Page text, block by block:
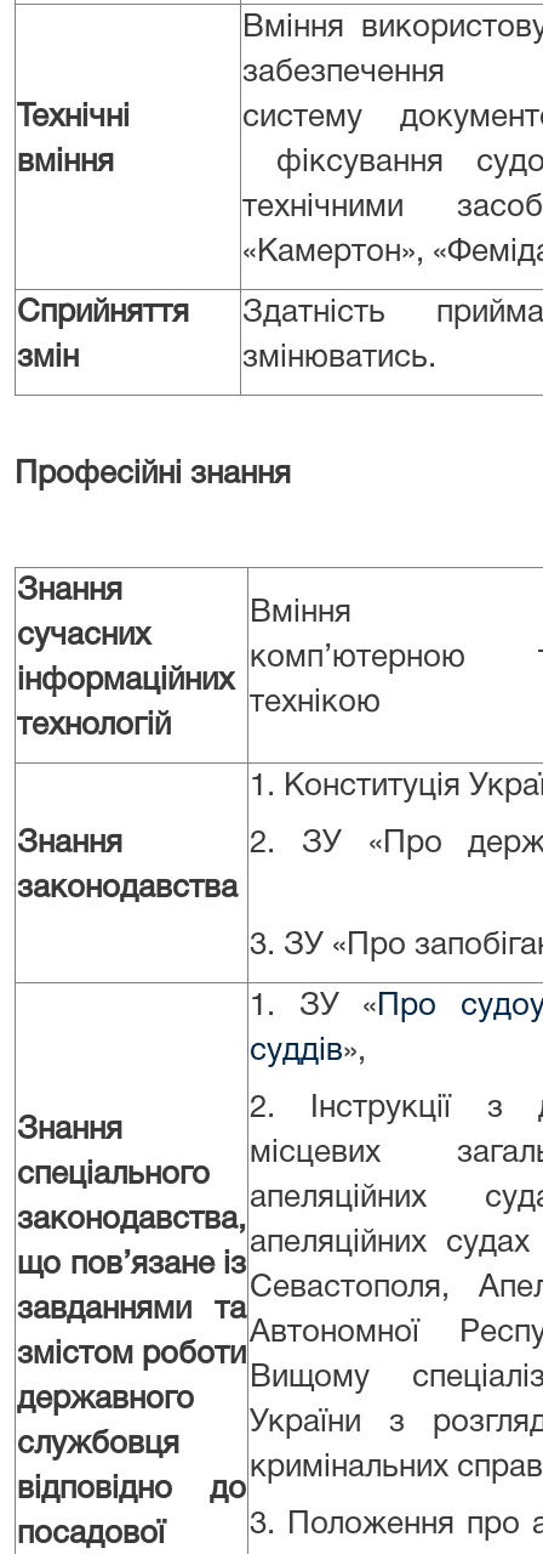
Технічні
вміння
Вміння
забезпечення
систему
фіксування
технічними
«Камертон»,
Сприйняття
змін
Здатність
змінюватись.
Професійні знання
Знання
сучасних
інформаційних
технологій
Вміння
технікою
Знання
законодавства
1. Конституція
2. ЗУ «Про
3. ЗУ «Про
Знання
спеціального
законодавства,
що пов’язане із
завданнями та
змістом роботи
державного
службовця
відповідно до
посадової
1. ЗУ « Про
суддів»,
2. Інструкції з
місцевих
апеляційних
апеляційних
Севастополя,
Автономної
Вищому
України з
кримінальних справ
3. Положення про